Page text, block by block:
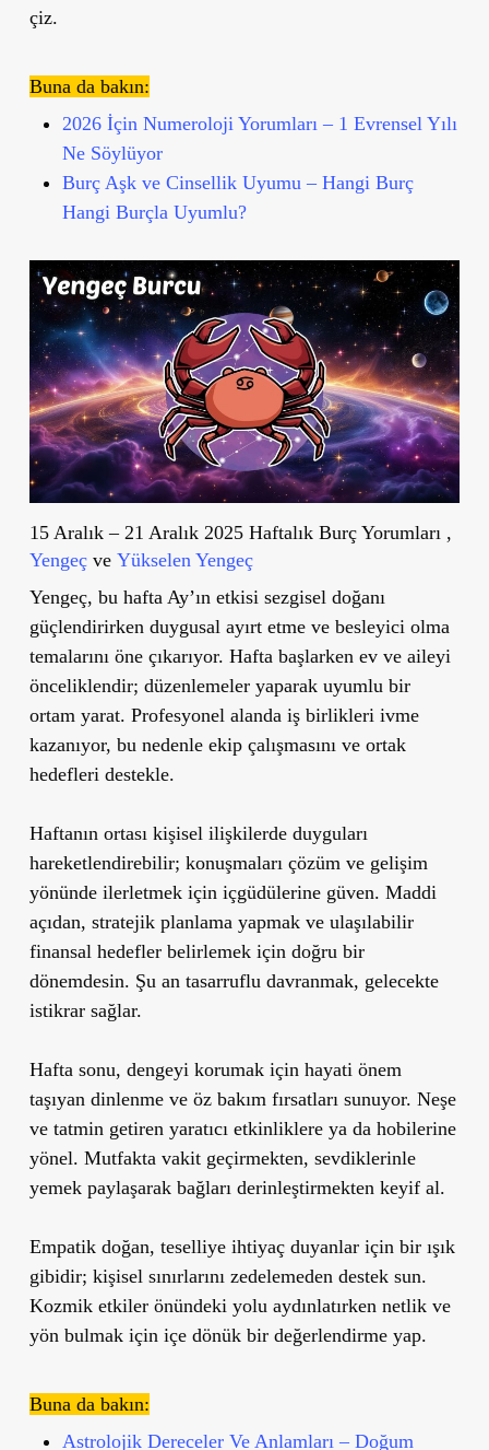
çiz.
Buna da bakın:
2026 İçin Numeroloji Yorumları – 1 Evrensel Yılı
Ne Söylüyor
Burç Aşk ve Cinsellik Uyumu – Hangi Burç
Hangi Burçla Uyumlu?
15 Aralık – 21 Aralık 2025 Haftalık Burç Yorumları ,
Yengeçve Yükselen Yengeç
Yengeç, bu hafta Ay’ın etkisi sezgisel doğanı
güçlendirirken duygusal ayırt etme ve besleyici olma
temalarını öne çıkarıyor. Hafta başlarken ev ve aileyi
önceliklendir; düzenlemeler yaparak uyumlu bir
ortam yarat. Profesyonel alanda iş birlikleri ivme
kazanıyor, bu nedenle ekip çalışmasını ve ortak
hedefleri destekle.
Haftanın ortası kişisel ilişkilerde duyguları
hareketlendirebilir; konuşmaları çözüm ve gelişim
yönünde ilerletmek için içgüdülerine güven. Maddi
açıdan, stratejik planlama yapmak ve ulaşılabilir
finansal hedefler belirlemek için doğru bir
dönemdesin. Şu an tasarruflu davranmak, gelecekte
istikrar sağlar.
Hafta sonu, dengeyi korumak için hayati önem
taşıyan dinlenme ve öz bakım fırsatları sunuyor. Neşe
ve tatmin getiren yaratıcı etkinliklere ya da hobilerine
yönel. Mutfakta vakit geçirmekten, sevdiklerinle
yemek paylaşarak bağları derinleştirmekten keyif al.
Empatik doğan, teselliye ihtiyaç duyanlar için bir ışık
gibidir; kişisel sınırlarını zedelemeden destek sun.
Kozmik etkiler önündeki yolu aydınlatırken netlik ve
yön bulmak için içe dönük bir değerlendirme yap.
Buna da bakın:
Astrolojik Dereceler Ve Anlamları – Doğum